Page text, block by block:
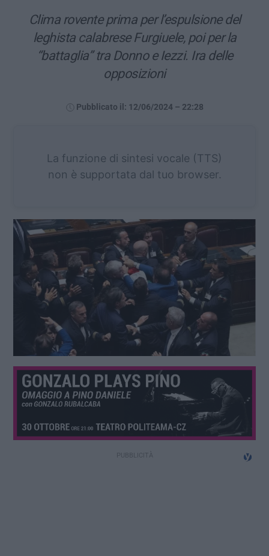
Clima rovente prima per l’espulsione del
leghista calabrese Furgiuele, poi per la
“battaglia” tra Donno e Iezzi. Ira delle
opposizioni
Pubblicato il: 12/06/2024 – 22:28
La funzione di sintesi vocale (TTS)
non è supportata dal tuo browser.